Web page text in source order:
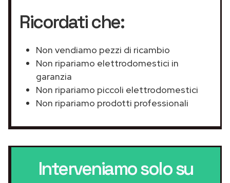
Ricordati che:
Non vendiamo pezzi di ricambio
Non ripariamo elettrodomestici in
garanzia
Non ripariamo piccoli elettrodomestici
Non ripariamo prodotti professionali
Interveniamo solo su